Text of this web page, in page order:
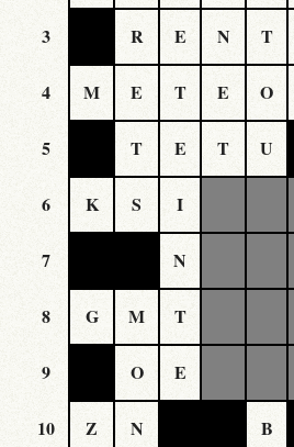
3 R E N T
4 M E T E O
5 T E T U
6 K S I
7 N
8 G M T
9 O E
10 Z N B